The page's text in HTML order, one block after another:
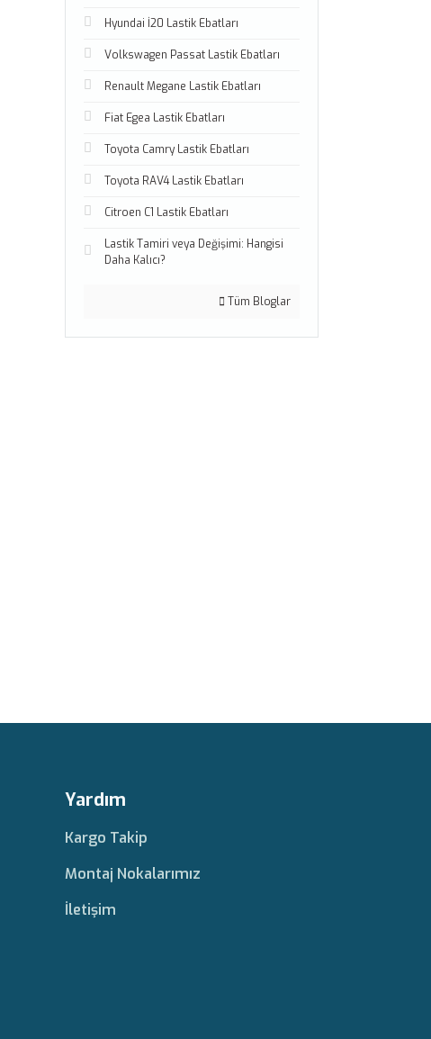
Hyundai İ20 Lastik Ebatları
Volkswagen Passat Lastik Ebatları
Renault Megane Lastik Ebatları
Fiat Egea Lastik Ebatları
Toyota Camry Lastik Ebatları
Toyota RAV4 Lastik Ebatları
Citroen C1 Lastik Ebatları
Lastik Tamiri veya Değişimi: Hangisi
Daha Kalıcı?
Tüm Bloglar
Yardım
Kargo Takip
Montaj Nokalarımız
İletişim